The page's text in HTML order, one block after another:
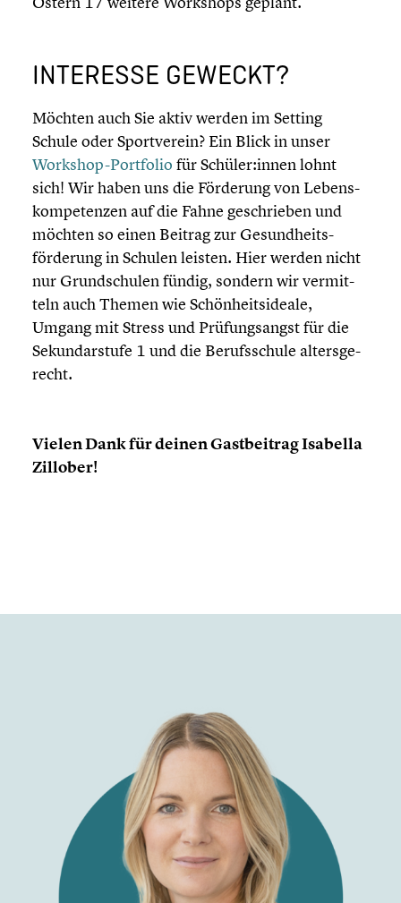
INTERESSE GEWECKT?
Möchten auch Sie aktiv werden im Setting
Schule oder Sport­ver­ein? Ein Blick in unser
Workshop-Portfolio für Schüler:innen lohnt
sich! Wir haben uns die Förderung von Lebens­
kom­pe­ten­zen auf die Fahne geschrie­ben und
möchten so einen Beitrag zur Gesundheits­
förderung in Schulen leisten. Hier werden nicht
nur Grund­schu­len fündig, sondern wir vermit­
teln auch Themen wie Schön­heits­ideale,
Umgang mit Stress und Prüfungs­angst für die
Sekun­dar­stufe 1 und die Berufs­schule alters­ge­
recht.
Vielen Dank für deinen Gastbei­tragIsabella
Zillober!